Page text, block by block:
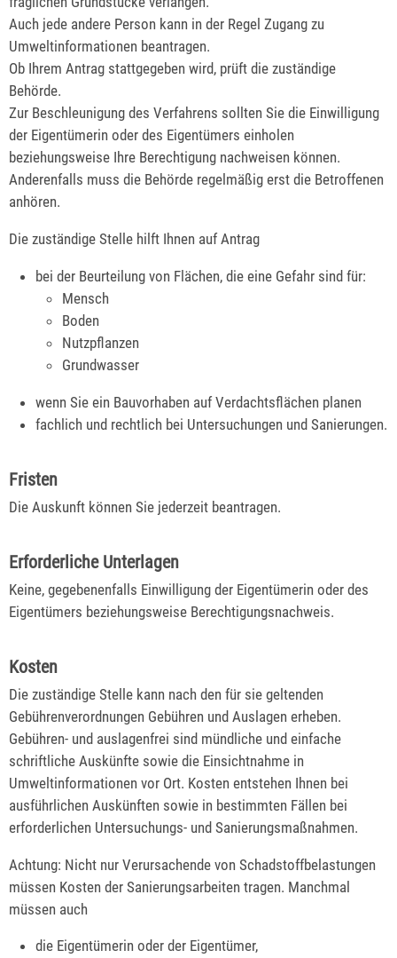
Auch jede andere Person kann in der Regel Zugang zu
Umweltinformationen beantragen.
Ob Ihrem Antrag stattgegeben wird, prüft die zuständige
Behörde.
Zur Beschleunigung des Verfahrens sollten Sie die Einwilligung
der Eigentümerin oder des Eigentümers einholen
beziehungsweise Ihre Berechtigung nachweisen können.
Anderenfalls muss die Behörde regelmäßig erst die Betroffenen
anhören.
Die zuständige Stelle hilft Ihnen auf Antrag
bei der Beurteilung von Flächen, die eine Gefahr sind für:
Mensch
Boden
Nutzpflanzen
Grundwasser
wenn Sie ein Bauvorhaben auf Verdachtsflächen planen
fachlich und rechtlich bei Untersuchungen und Sanierungen.
Fristen
Die Auskunft können Sie jederzeit beantragen.
Erforderliche Unterlagen
Keine, gegebenenfalls Einwilligung der Eigentümerin oder des
Eigentümers beziehungsweise Berechtigungsnachweis.
Kosten
Die zuständige Stelle kann nach den für sie geltenden
Gebührenverordnungen Gebühren und Auslagen erheben.
Gebühren- und auslagenfrei sind mündliche und einfache
schriftliche Auskünfte sowie die Einsichtnahme in
Umweltinformationen vor Ort. Kosten entstehen Ihnen bei
ausführlichen Auskünften sowie in bestimmten Fällen bei
erforderlichen Untersuchungs- und Sanierungsmaßnahmen.
Achtung: Nicht nur Verursachende von Schadstoffbelastungen
müssen Kosten der Sanierungsarbeiten tragen. Manchmal
müssen auch
die Eigentümerin oder der Eigentümer,